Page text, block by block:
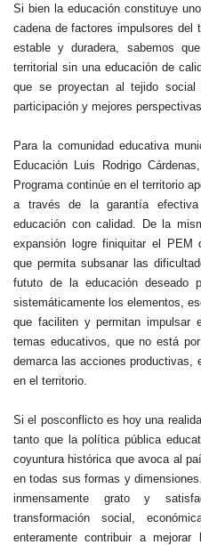
Si bien la educación constituye
cadena de factores impulsores del
estable y duradera, sabemos
territorial sin una educación de
que se proyectan al tejido
participación y mejores
Para la comunidad educativa
Educación Luis Rodrigo
Programa continúe en el territorio
a través de la garantía
educación con calidad. De la
expansión logre finiquitar el PEM
que permita subsanar las
fututo de la educación deseado
sistemáticamente los elementos,
que faciliten y permitan impulsar
temas educativos, que no está
demarca las acciones productivas,
en el territorio.
Si el posconflicto es hoy una
tanto que la política pública
coyuntura histórica que avoca al
en todas sus formas y
inmensamente grato y
transformación social,
enteramente contribuir a